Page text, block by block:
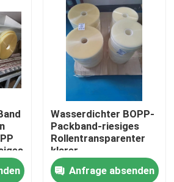
in Verbindung
Wasserdichter BOPP-
Packband-riesiges
Rollentransparenter
klarer
Farbklebstreifen
Anfrage absenden